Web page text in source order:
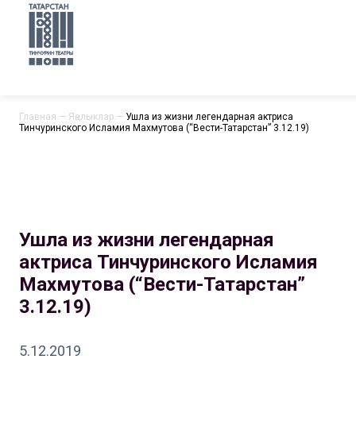
Главная — Яңалыклар — Ушла из жизни легендарная актриса
Тинчуринского Исламия Махмутова (“Вести-Татарстан” 3.12.19)
Ушла из жизни легендарная
актриса Тинчуринского Исламия
Махмутова (“Вести-Татарстан”
3.12.19)
5.12.2019